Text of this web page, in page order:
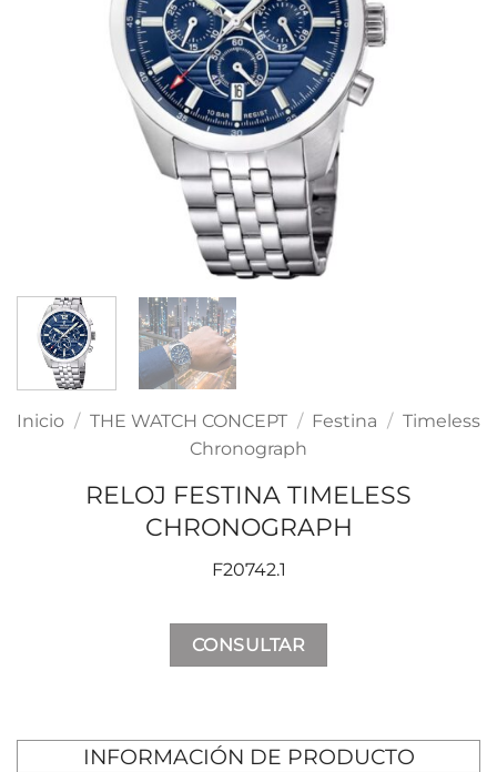
Inicio / THE WATCH CONCEPT / Festina / Timeless
Chronograph
RELOJ FESTINA TIMELESS
CHRONOGRAPH
F20742.1
CONSULTAR
INFORMACIÓN DE PRODUCTO